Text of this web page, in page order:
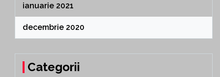
ianuarie 2021
decembrie 2020
Categorii